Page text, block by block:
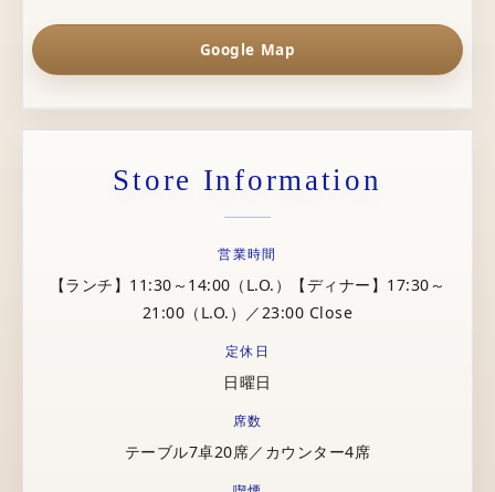
Google Map
Store Information
営業時間
【ランチ】11:30～14:00（L.O.）【ディナー】17:30～
21:00（L.O.）／23:00 Close
定休日
日曜日
席数
テーブル7卓20席／カウンター4席